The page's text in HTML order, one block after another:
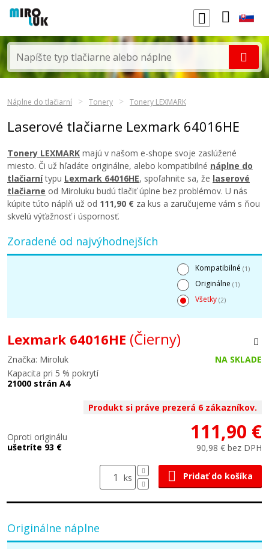
Náplne do tlačiarní Tonery Tonery LEXMARK
Laserové tlačiarne Lexmark 64016HE
Tonery LEXMARK majú v našom e-shope svoje zaslúžené
miesto. Či už hľadáte originálne, alebo kompatibilné náplne do
tlačiarnítypu Lexmark 64016HE, spoľahnite sa, že laserové
tlačiarne od Miroluku budú tlačiť úplne bez problémov. U nás
kúpite túto náplň už od 111,90 € za kus a zaručujeme vám s ňou
skvelú výťažnosť i úspornosť.
Zoradené od najvýhodnejších
Kompatibilné (1)
Originálne (1)
Všetky (2)
Lexmark 64016HE (Čierny)
Značka: Miroluk
NA SKLADE
Kapacita pri 5 % pokrytí
21000 strán A4
Produkt si práve prezerá 6 zákazníkov.
Oproti originálu
ušetríte 93 €
111,90 €
90,98 € bez DPH
ks Pridať do košíka
Originálne náplne